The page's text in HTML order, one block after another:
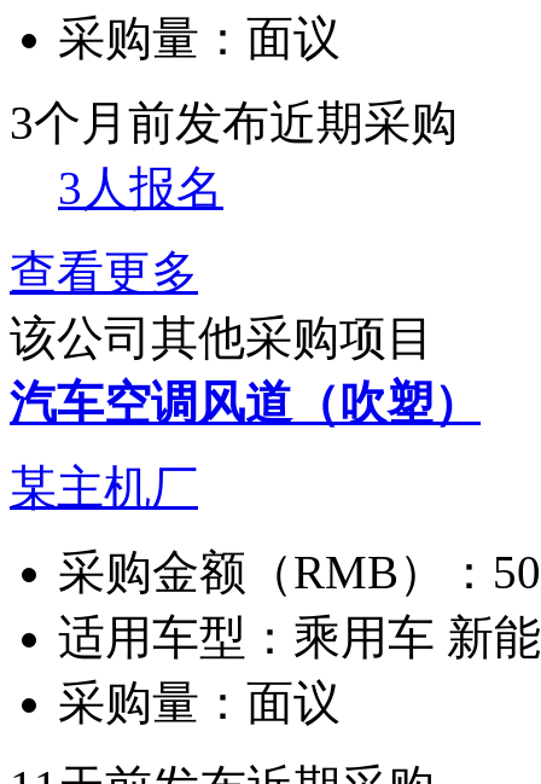
采购量： 面议
3个月前发布近期采购
3人报名
查看更多
该公司其他采购项目
汽车空调风道（吹塑）
某主机厂
采购金额（RMB）：
适用车型： 乘用车 新
采购量： 面议